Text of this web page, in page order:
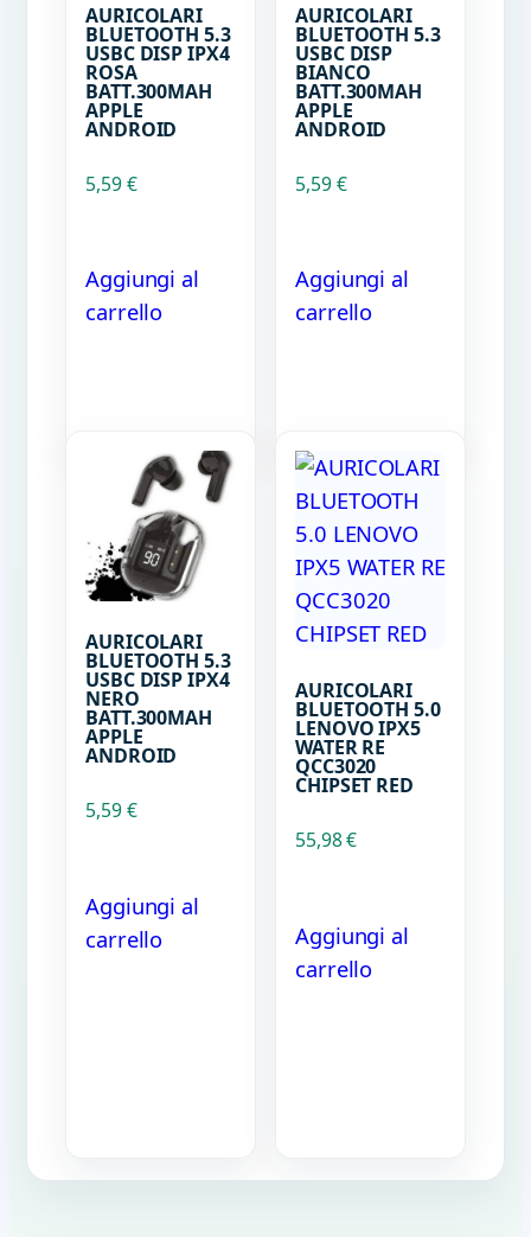
AURICOLARI
BLUETOOTH 5.3
USBC DISP IPX4
ROSA
BATT.300MAH
APPLE
ANDROID
5,59€
Aggiungi al
carrello
AURICOLARI
BLUETOOTH 5.3
USBC DISP
BIANCO
BATT.300MAH
APPLE
ANDROID
5,59€
Aggiungi al
carrello
AURICOLARI
BLUETOOTH 5.3
USBC DISP IPX4
NERO
BATT.300MAH
APPLE
ANDROID
5,59€
Aggiungi al
carrello
AURICOLARI
BLUETOOTH 5.0
LENOVO IPX5
WATER RE
QCC3020
CHIPSET RED
55,98€
Aggiungi al
carrello